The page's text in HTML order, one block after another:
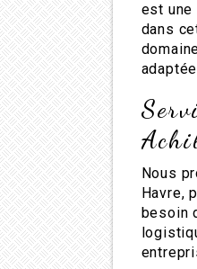
est
dans
Nous
Havre,
besoin